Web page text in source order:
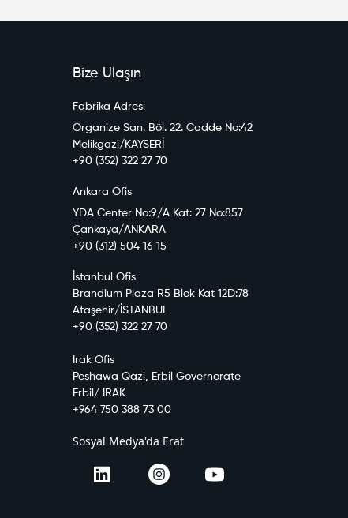
Bize Ulaşın
Fabrika Adresi
Organize San. Böl. 22. Cadde No:42
Melikgazi/KAYSERİ
+90 (352) 322 27 70
Ankara Ofis
YDA Center No:9/A Kat: 27 No:857
Çankaya/ANKARA
+90 (312) 504 16 15
İstanbul Ofis
Brandium Plaza R5 Blok Kat 12D:78
Ataşehir/İSTANBUL
+90 (352) 322 27 70
Irak Ofis
Peshawa Qazi, Erbil Governorate
Erbil/ IRAK
+964 750 388 73 00
Sosyal Medya'da Erat